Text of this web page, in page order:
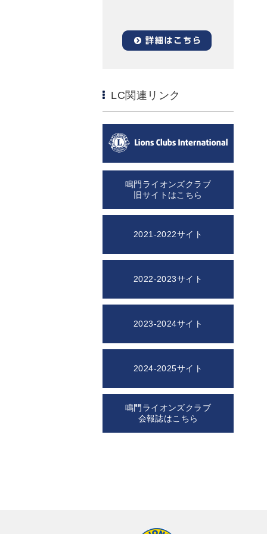
LC関連リンク
鳴門ライオンズクラブ
旧サイトはこちら
2021-2022サイト
2022-2023サイト
2023-2024サイト
2024-2025サイト
鳴門ライオンズクラブ
会報誌はこちら